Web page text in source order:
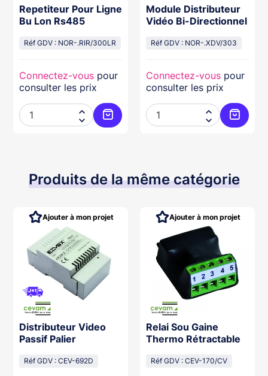
Repetiteur Pour Ligne
Bu Lon Rs485
Réf GDV : NOR-.RIR/300LR
Connectez-vous pour
consulter les prix


Ajouter au panier
Module Distributeur
Vidéo Bi-Directionnel
Réf GDV : NOR-.XDV/303
Connectez-vous pour
consulter les prix


Produits de la même catégorie
Distributeur Video
Passif Palier
Réf GDV : CEV-692D
Ajouter à mon projet
Relai Sou Gaine
Thermo Rétractable
Réf GDV : CEV-170/CV
Ajouter à mon projet